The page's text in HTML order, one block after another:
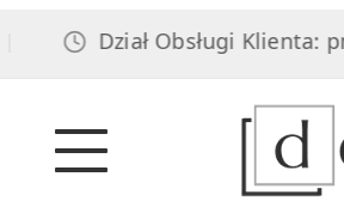
Dział Obsługi Klienta: pn-pt